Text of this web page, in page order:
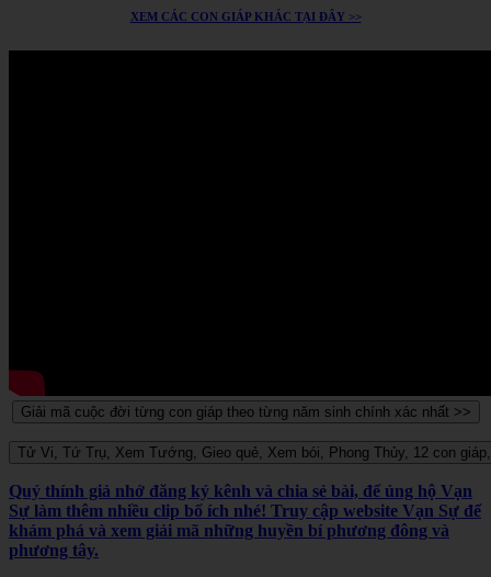
XEM CÁC CON GIÁP KHÁC TẠI ĐÂY >>
Quý thính giả nhớ đăng ký kênh và chia sẻ bài, để ủng hộ Vạn
Sự làm thêm nhiều clip bổ ích nhé! Truy cập website Vạn Sự để
khám phá và xem giải mã những huyền bí phương đông và
phương tây.